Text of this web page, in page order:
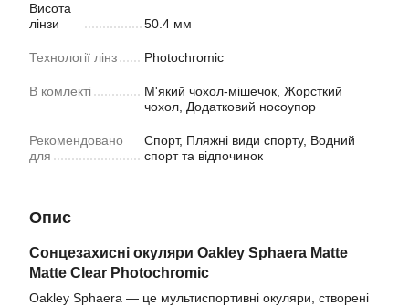
Висота
лінзи
50.4 мм
Технології лінз Photochromic
В комлекті
М'який чохол-мішечок, Жорсткий
чохол, Додатковий носоупор
Рекомендовано
для
Спорт, Пляжні види спорту, Водний
спорт та відпочинок
Опис
Сонцезахисні окуляри Oakley Sphaera Matte
Matte Clear Photochromic
Oakley Sphaera — це мультиспортивні окуляри, створені